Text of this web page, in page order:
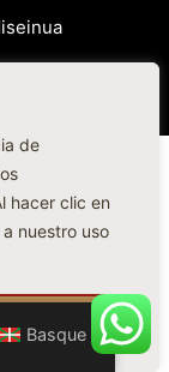
de
hacer clic en
nuestro uso
Aceptar todo
Basque